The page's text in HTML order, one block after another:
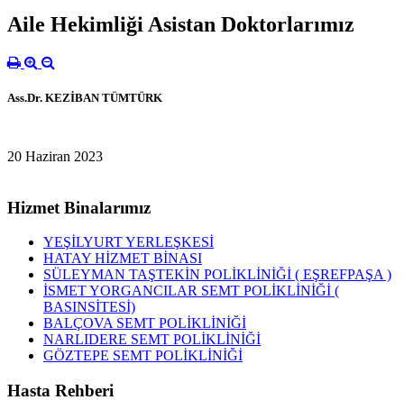
Aile Hekimliği Asistan Doktorlarımız
Ass.Dr. KEZİBAN TÜMTÜRK
20 Haziran 2023
Hizmet Binalarımız
YEŞİLYURT YERLEŞKESİ
HATAY HİZMET BİNASI
SÜLEYMAN TAŞTEKİN POLİKLİNİĞİ ( EŞREFPAŞA )
İSMET YORGANCILAR SEMT POLİKLİNİĞİ (
BASINSİTESİ)
BALÇOVA SEMT POLİKLİNİĞİ
NARLIDERE SEMT POLİKLİNİĞİ
GÖZTEPE SEMT POLİKLİNİĞİ
Hasta Rehberi